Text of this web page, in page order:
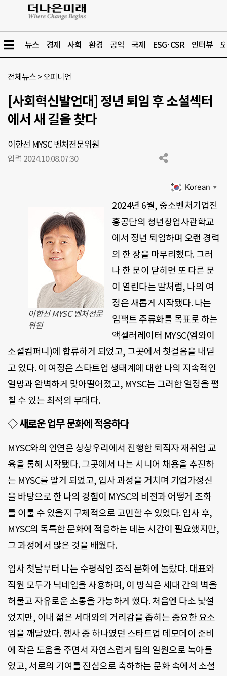
뉴스 경제 사회 환경 공익 국제 ESG·CSR 인터뷰
전체뉴스 >오피니언
[사회혁신발언대] 정년 퇴임 후 소셜섹터
에서 새 길을 찾다
이한선 MYSC 벤처전문위원
입력 2024.10.08.07:30
Korean ▼
이한선 MYSC 벤처전문
위원
2024년 6월, 중소벤처기업진
흥공단의 청년창업사관학교
에서 정년 퇴임하며 오랜 경력
의 한 장을 마무리했다. 그러
나 한 문이 닫히면 또 다른 문
이 열린다는 말처럼, 나의 여
정은 새롭게 시작됐다. 나는
임팩트 주류화를 목표로 하는
액셀러레이터 MYSC(엠와이
소셜컴퍼니)에 합류하게 되었고, 그곳에서 첫걸음을 내딛
고 있다. 이 여정은 스타트업 생태계에 대한 나의 지속적인
열망과 완벽하게 맞아떨어졌고, MYSC는 그러한 열정을 펼
칠 수 있는 최적의 무대다.
◇ 새로운 업무 문화에 적응하다
MYSC와의 인연은 상상우리에서 진행한 퇴직자 재취업 교
육을 통해 시작됐다. 그곳에서 나는 시니어 채용을 추진하
는 MYSC를 알게 되었고, 입사 과정을 거치며 기업가정신
을 바탕으로 한 나의 경험이 MYSC의 비전과 어떻게 조화
를 이룰 수 있을지 구체적으로 고민할 수 있었다. 입사 후,
MYSC의 독특한 문화에 적응하는 데는 시간이 필요했지만,
그 과정에서 많은 것을 배웠다.
입사 첫날부터 나는 수평적인 조직 문화에 놀랐다. 대표와
직원 모두가 닉네임을 사용하며, 이 방식은 세대 간의 벽을
허물고 자유로운 소통을 가능하게 했다. 처음엔 다소 낯설
었지만, 이내 젊은 세대와의 거리감을 좁히는 중요한 요소
임을 깨달았다. 행사 중 하나였던 스타트업 데모데이 준비
에 작은 도움을 주면서 자연스럽게 팀의 일원으로 녹아들
었고, 서로의 기여를 진심으로 축하하는 문화 속에서 소셜